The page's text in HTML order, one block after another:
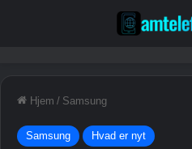
Hjem / Samsung
Samsung Hvad er nyt